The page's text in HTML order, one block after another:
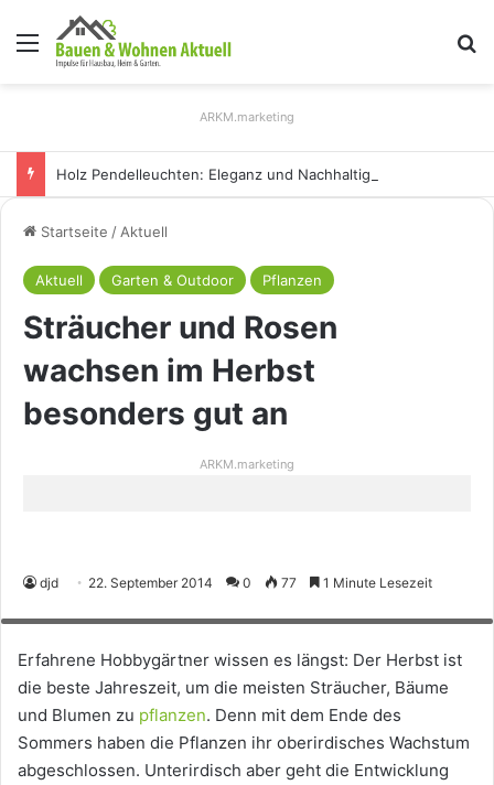
Menü
ARKM.marketing
Startseite / Aktuell
Aktuell Garten & Outdoor Pflanzen
Sträucher und Rosen
wachsen im Herbst
besonders gut an
ARKM.marketing
djd 22. September 2014 0 77 1 Minute Lesezeit
Oft tragen Rosen große Namen. In schön angelegten Rosengärten werden
Erfahrene Hobbygärtner wissen es längst: Der Herbst ist
die beste Jahreszeit, um die meisten Sträucher, Bäume
und Blumen zu pflanzen. Denn mit dem Ende des
Sommers haben die Pflanzen ihr oberirdisches Wachstum
abgeschlossen. Unterirdisch aber geht die Entwicklung